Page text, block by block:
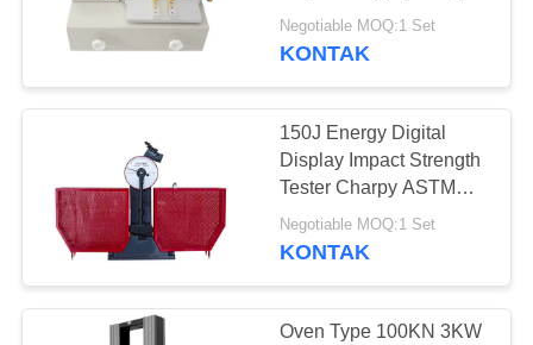
Daya tahan Testing
20
Torque Testing
Negotiable MOQ:1 Set
KONTAK
150J Energy Digital
Display Impact Strength
Tester Charpy ASTM
E23
Negotiable MOQ:1 Set
KONTAK
Oven Type 100KN 3KW